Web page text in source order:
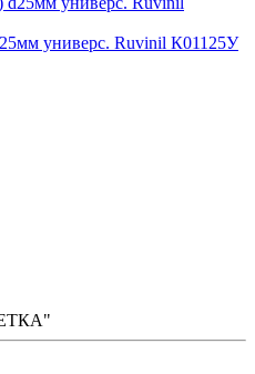
универс. Ruvinil К01125У